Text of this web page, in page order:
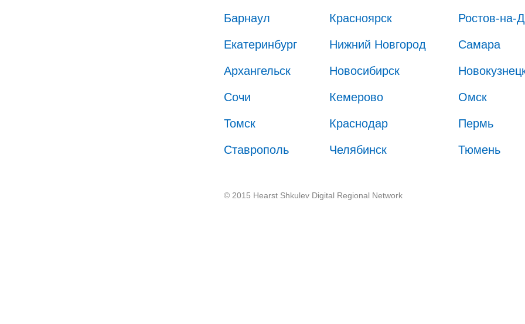
Барнаул
Красноярск Ростов-на-
Екатеринбург Нижний Новгород Самара
Архангельск Новосибирск
Сочи Кемерово Омск
Томск Краснодар Пермь
Ставрополь Челябинск Тюмень
© 2015 Hearst Shkulev Digital Regional Network